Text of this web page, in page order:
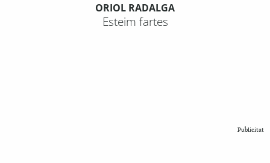
ORIOL RADALGA
Esteim fartes
Publicitat